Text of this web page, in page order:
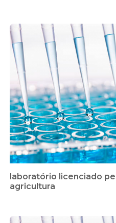
laboratório licenciado
agricultura